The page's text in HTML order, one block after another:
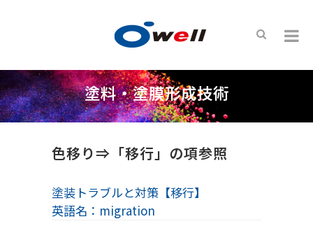
塗料・塗膜形成技術
色移り⇒「移行」の項参照
塗装トラブルと対策【移行】
英語名：migration